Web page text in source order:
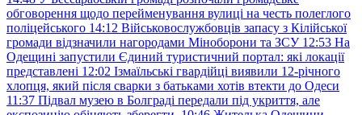
обговорення щодо перейменування вулиці на честь полеглого
поліцейського 14:12 Військовослужбовців запасу з Кілійської
громади відзначили нагородами Міноборони та ЗСУ 12:53 На
Одещині запустили Єдиний туристичний портал: які локації
представлені 12:02 Ізмаїльські гвардійці виявили 12-річного
хлопця, який після сварки з батьками хотів втекти до Одеси
11:37 Підвал музею в Болграді передали під укриття, але